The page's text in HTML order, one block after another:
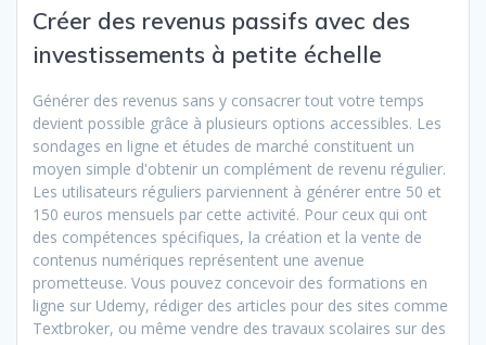
Créer des revenus passifs avec des
investissements à petite échelle
Générer des revenus sans y consacrer tout votre temps
devient possible grâce à plusieurs options accessibles. Les
sondages en ligne et études de marché constituent un
moyen simple d'obtenir un complément de revenu régulier.
Les utilisateurs réguliers parviennent à générer entre 50 et
150 euros mensuels par cette activité. Pour ceux qui ont
des compétences spécifiques, la création et la vente de
contenus numériques représentent une avenue
prometteuse. Vous pouvez concevoir des formations en
ligne sur Udemy, rédiger des articles pour des sites comme
Textbroker, ou même vendre des travaux scolaires sur des